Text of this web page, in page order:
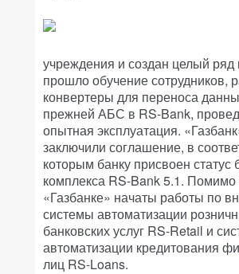
учреждения и создан целый ряд
прошло обучение сотрудников,
конвертеры для переноса
прежней АБС в RS-Bank,
опытная эксплуатация.
заключили соглашение, в
которым банку присвоен статус
комплекса RS-Bank 5.1. Помимо
«Газбанке» начаты работы по
системы автоматизации
банковских услуг RS-Retail и
автоматизации кредитования
лиц RS-Loans.